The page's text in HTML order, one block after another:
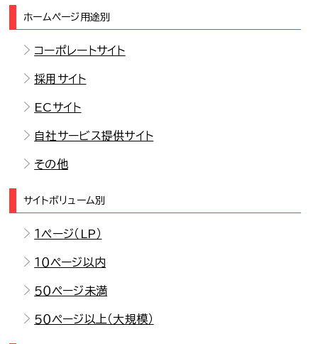
ホームページ用途別
コーポレートサイト
採用サイト
ECサイト
自社サービス提供サイト
その他
サイトボリューム別
１ページ（LP）
１０ページ以内
５０ページ未満
５０ページ以上（大規模）